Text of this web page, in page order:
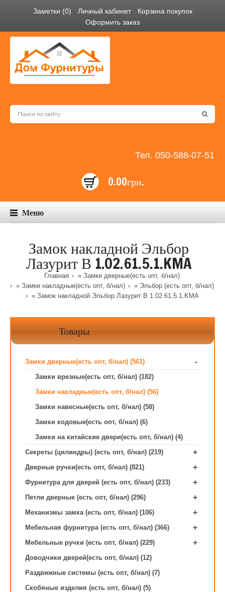
Заметки (0) Личный кабинет
Корзина покупок
Оформить заказ
Тел. 050-588-07-51
0.00грн.
Меню
Замок накладной Эльбор
Лазурит В 1.02.61.5.1.KMA
Главная » Замки дверные(есть опт, б/нал)
» Замки накладные(есть опт, б/нал) » Эльбор (есть опт, б/нал)
» Замок накладной Эльбор Лазурит В 1.02.61.5.1.KMA
Товары
Замки дверные(есть опт, б/нал) (561) -
Замки врезные(есть опт, б/нал) (182)
Замки накладные(есть опт, б/нал) (56)
Замки навесные(есть опт, б/нал) (58)
Замки кодовые(есть опт, б/нал) (6)
Замки на китайские двери(есть опт, б/нал) (4)
Секреты (цилиндры) (есть опт, б/нал) (219)
+
Дверные ручки(есть опт, б/нал) (821) +
Фурнитура для дверей (есть опт, б/нал) (233) +
Петли дверные (есть опт, б/нал) (296) +
Механизмы замка (есть опт, б/нал) (106) +
Мебельная фурнитура (есть опт, б/нал) (366) +
Мебельные ручки (есть опт, б/нал) (229) +
Доводчики дверей(есть опт, б/нал) (12)
Раздвижные системы (есть опт, б/нал) (7)
Скобяные изделия (есть опт, б/нал) (5)